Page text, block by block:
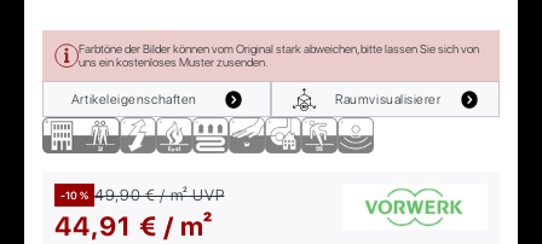
Farbtöne der Bilder können vom Original stark abweichen, bitte lassen Sie sich von
uns ein kostenloses Muster zusenden.
Artikeleigenschaften Raumvisualisierer
-10 % 49,90 € / m²UVP
44,91 € / m²